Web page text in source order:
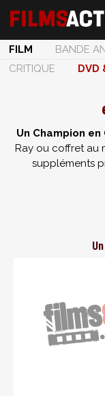
FILM BANDE
CRITIQUE
DVD
Un Champion en
Ray ou coffret au
suppléments